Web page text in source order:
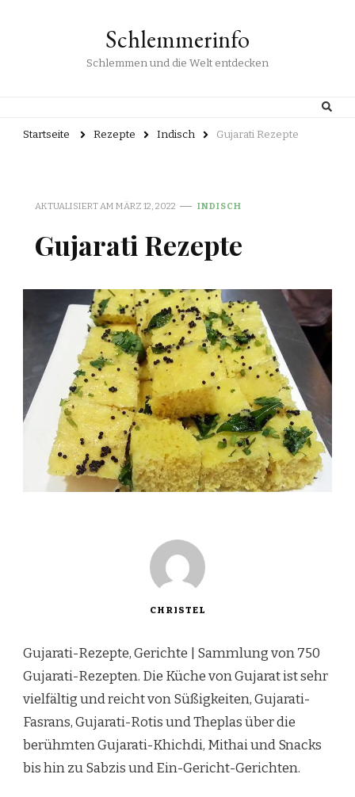
Schlemmerinfo
Schlemmen und die Welt entdecken
Startseite Rezepte Indisch Gujarati Rezepte
AKTUALISIERT AM MÄRZ 12, 2022 INDISCH
Gujarati Rezepte
CHRISTEL
Gujarati-Rezepte, Gerichte | Sammlung von 750
Gujarati-Rezepten. Die Küche von Gujarat ist sehr
vielfältig und reicht von Süßigkeiten, Gujarati-
Fasrans, Gujarati-Rotis und Theplas über die
berühmten Gujarati-Khichdi, Mithai und Snacks
bis hin zu Sabzis und Ein-Gericht-Gerichten.